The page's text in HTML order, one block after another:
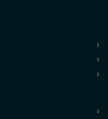
›
›
›
›